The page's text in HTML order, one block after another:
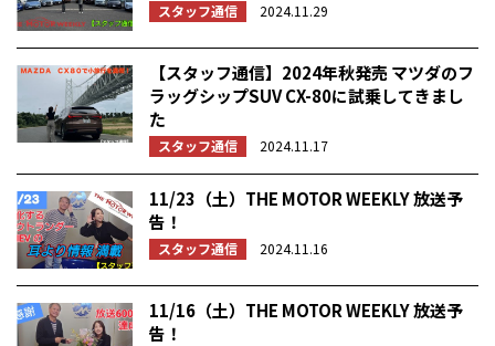
スタッフ通信 2024.11.29
【スタッフ通信】2024年秋発売 マツダのフ
ラッグシップSUV CX-80に試乗してきまし
た
スタッフ通信 2024.11.17
11/23（土）THE MOTOR WEEKLY 放送予
告！
スタッフ通信 2024.11.16
11/16（土）THE MOTOR WEEKLY 放送予
告！